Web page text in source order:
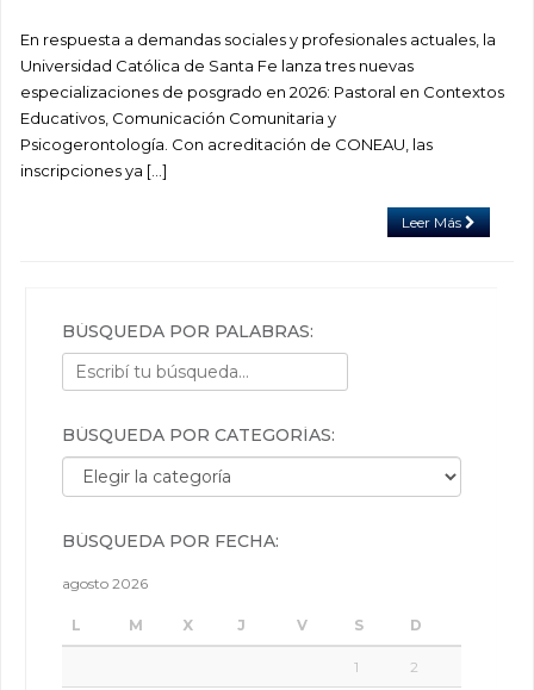
En respuesta a demandas sociales y profesionales actuales, la
Universidad Católica de Santa Fe lanza tres nuevas
especializaciones de posgrado en 2026: Pastoral en Contextos
Educativos, Comunicación Comunitaria y
Psicogerontología. Con acreditación de CONEAU, las
inscripciones ya […]
Leer Más
BÚSQUEDA POR PALABRAS:
BÚSQUEDA POR CATEGORÍAS:
Búsqueda por categorías:
BÚSQUEDA POR FECHA:
agosto 2026
L M X J V S D
1 2